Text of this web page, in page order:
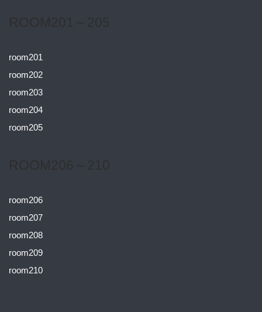
room201
room202
room203
room204
room205
room206
room207
room208
room209
room210